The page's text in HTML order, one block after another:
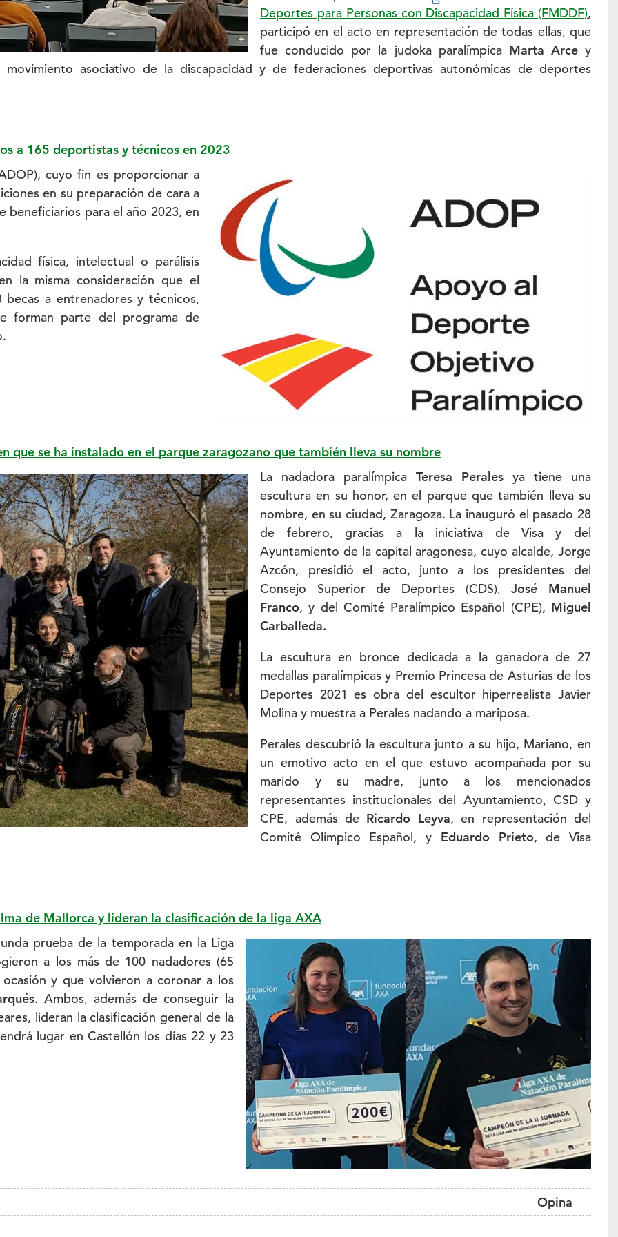
Deportes para Personas con Discapacidad Física (FMDDF),
participó en el acto en representación de todas ellas, que
fue conducido por la judoka paralímpica Marta Arcey
asociativo de la discapacidad y de federaciones deportivas autonómicas de deportes
a 165 deportistas y técnicos en 2023
cuyo fin es proporcionar a
en su preparación de cara a
beneficiarios para el año 2023, en
física, intelectual o parálisis
la misma consideración que el
a entrenadores y técnicos,
forman parte del programa de
que se ha instalado en el parque zaragozano que también lleva su nombre
La nadadora paralímpicaTeresa Perales ya tiene una
escultura en su honor, en el parque que también lleva su
nombre, en su ciudad, Zaragoza. La inauguró el pasado 28
de febrero, gracias a la iniciativa de Visa y del
Ayuntamiento de la capital aragonesa, cuyo alcalde, Jorge
Azcón, presidió el acto, junto a los presidentes del
Consejo Superior de Deportes (CDS),José Manuel
Franco, y del Comité Paralímpico Español (CPE), Miguel
Carballeda.
La escultura en bronce dedicada a la ganadora de 27
medallas paralímpicas y Premio Princesa de Asturias de los
Deportes 2021 es obra del escultor hiperrealista Javier
Molina y muestra a Perales nadando a mariposa.
Perales descubrió la escultura junto a su hijo, Mariano, en
un emotivo acto en el que estuvo acompañada por su
marido y su madre, junto a los mencionados
representantes institucionales del Ayuntamiento, CSD y
CPE, además de Ricardo Leyva, en representación del
Comité Olímpico Español, y Eduardo Prieto, de Visa
de Mallorca y lideran la clasificación de la liga AXA
prueba de la temporada en la Liga
a los más de 100 nadadores (65
y que volvieron a coronar a los
. Ambos, además de conseguir la
lideran la clasificación general de la
lugar en Castellón los días 22 y 23
Opina